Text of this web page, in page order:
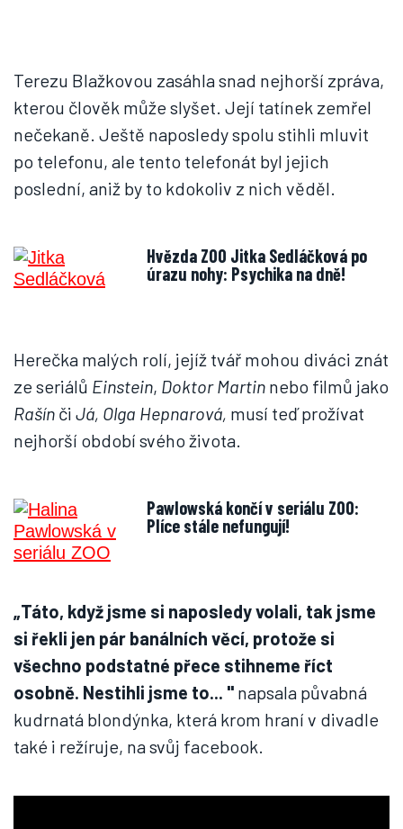
Terezu Blažkovou zasáhla snad nejhorší zpráva,
kterou člověk může slyšet. Její tatínek zemřel
nečekaně. Ještě naposledy spolu stihli mluvit
po telefonu, ale tento telefonát byl jejich
poslední, aniž by to kdokoliv z nich věděl.
Hvězda ZOO Jitka Sedláčková po
úrazu nohy: Psychika na dně!
Herečka malých rolí, jejíž tvář mohou diváci znát
ze seriálů Einstein, Doktor Martin nebo filmů jako
Rašín či Já, Olga Hepnarová, musí teď prožívat
nejhorší období svého života.
Pawlowská končí v seriálu ZOO:
Plíce stále nefungují!
„Táto, když jsme si naposledy volali, tak jsme
si řekli jen pár banálních věcí, protože si
všechno podstatné přece stihneme říct
osobně. Nestihli jsme to... " napsala půvabná
kudrnatá blondýnka, která krom hraní v divadle
také i režíruje, na svůj facebook.